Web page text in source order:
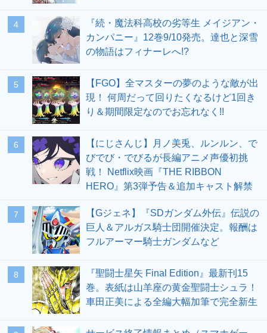
4
『続・魔法科高校の劣等生 メイジアン・
カンパニー』12巻9/10発売。達也と深雪
の物語はフィナーレへ!?
5
【FGO】全マスターの夢のような敵が出
現！ 何周だって回りたくなるけど1回き
り＆期間限定なのでお忘れなく!!
6
【にじさんじ】月ノ美兎、ルンルン、で
びでび・でびるが長編アニメ声優初挑
戦！ Netflix映画『THE RIBBON
HERO』第3弾予告＆追加キャスト解禁
7
【Gジェネ】『SDガンダム外伝』伝説の
巨人＆アルガス騎士団開催決定。報酬は
フルアーマー騎士ガンダムなど
8
『聖闘士星矢 Final Edition』最新刊15
巻。表紙は山羊座の黄金聖闘士シュラ！
車田正美による全編大幅加筆で完全新生